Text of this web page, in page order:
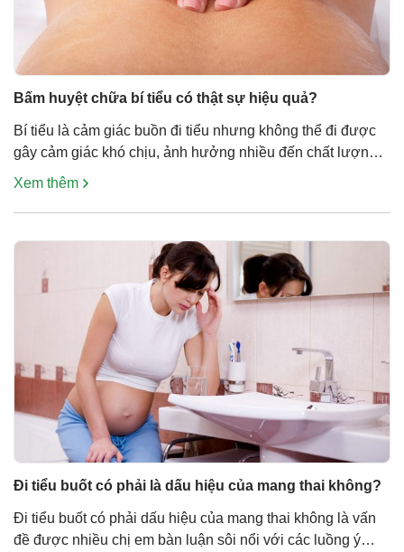
Bấm huyệt chữa bí tiểu có thật sự hiệu quả?
Bí tiểu là cảm giác buồn đi tiểu nhưng không thể đi được
gây cảm giác khó chịu, ảnh hưởng nhiều đến chất lượng
cuộc sống người bệnh. Bấm huyệt chữa bí tiểu là biện
Truyền. Đây là một biện pháp rẻ, không […]
Xem thêm
Đi tiểu buốt có phải là dấu hiệu của mang thai không?
Đi tiểu buốt có phải dấu hiệu của mang thai không là vấn
đề được nhiều chị em bàn luận sôi nổi với các luồng ý